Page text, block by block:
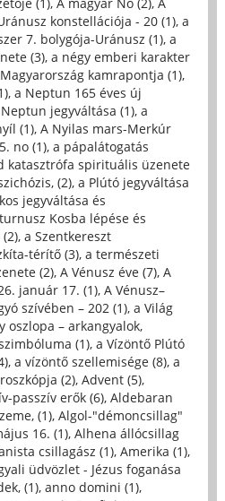
konstellációja - 20 (1), a
7. bolygója-Uránusz (1), a
(3), a négy emberi karakter
kamrapontja (1),
, a Neptun 165 éves új
jegyváltása (1), a
(1), A Nyilas mars-Merkúr
no (1), a pápalátogatás
katasztrófa spirituális üzenete
(2), a Plútó jegyváltása
jegyváltása és
Kosba lépése és
, a Szentkereszt
térítő (3), a természeti
(2), A Vénusz éve (7), A
január 17. (1), A Vénusz–
szívében – 202 (1), a Világ
oszlopa – arkangyalok,
(1), a Vízöntő Plútó
, a vízöntő szellemisége (8), a
(2), Advent (5),
passzív erők (6), Aldebaran
(1), Algol-"démoncsillag"
16. (1), Alhena állócsillag
csillagász (1), Amerika (1),
üdvözlet - Jézus foganása
(1), anno domini (1),